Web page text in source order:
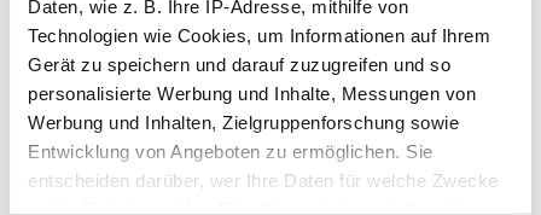
Daten, wie z. B. Ihre IP-Adresse, mithilfe von
Technologien wie Cookies, um Informationen auf Ihrem
Gerät zu speichern und darauf zuzugreifen und so
personalisierte Werbung und Inhalte, Messungen von
Werbung und Inhalten, Zielgruppenforschung sowie
Entwicklung von Angeboten zu ermöglichen. Sie
entscheiden darüber, wer Ihre Daten für welche Zwecke